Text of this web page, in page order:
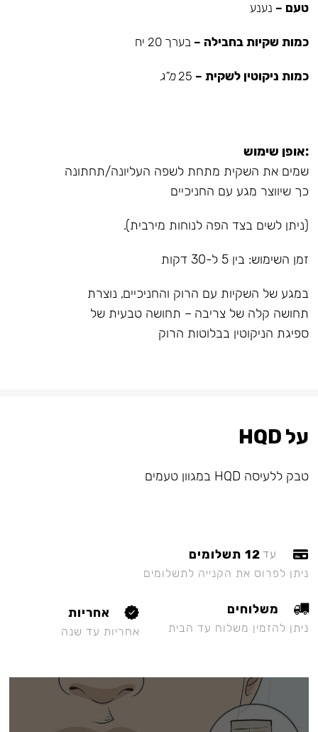
טעם – נענע
כמות שקיות בחבילה – בערך 20 יח
כמות ניקוטין לשקית – מ”ג
:אופן שימוש
שמים את השקית מתחת לשפה העליונה/תחתונה
כך שיווצר מגע עם החניכיים
(ניתן לשים בצד הפה לנוחות מירבית).
זמן השימוש: בין 5 ל-30 דקות
במגע של השקיות עם הרוק והחניכיים, נוצרת
תחושה קלה של צריבה – תחושה טבעית של
ספיגת הניקוטין בבלוטות הרוק
על HQD
טבק ללעיסה HQD במגוון טעמים
עד 12 תשלומים
ניתן לפרוס את הקנייה לתשלומים
משלוחים
ניתן להזמין משלוח עד הבית
אחריות
אחריות עד שנה